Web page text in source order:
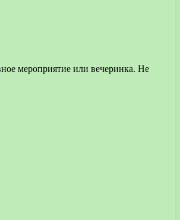
мероприятие или вечеринка. Не